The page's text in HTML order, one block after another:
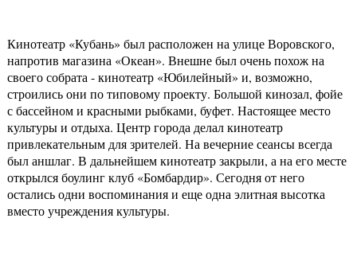
Кинотеатр «Кубань» был расположен на улице Воровского,
напротив магазина «Океан». Внешне был очень похож на
своего собрата - кинотеатр «Юбилейный» и, возможно,
строились они по типовому проекту. Большой кинозал, фойе
с бассейном и красными рыбками, буфет. Настоящее место
культуры и отдыха. Центр города делал кинотеатр
привлекательным для зрителей. На вечерние сеансы всегда
был аншлаг. В дальнейшем кинотеатр закрыли, а на его месте
открылся боулинг клуб «Бомбардир». Сегодня от него
остались одни воспоминания и еще одна элитная высотка
вместо учреждения культуры.